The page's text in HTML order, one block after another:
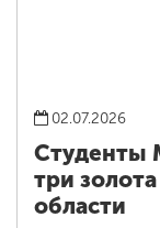
02.07.2026
Студенты
три
области